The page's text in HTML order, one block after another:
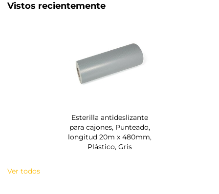
Vistos recientemente
Esterilla antideslizante
para cajones, Punteado,
longitud 20m x 480mm,
Plástico, Gris
Ver todos